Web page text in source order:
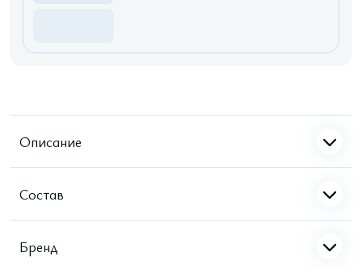
Описание
Состав
Бренд